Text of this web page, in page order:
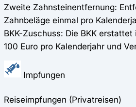
Zweite Zahnsteinentfernung:
Zahnbeläge einmal pro
BKK-Zuschuss: Die BKK
100 Euro pro Kalenderjahr und
Impfungen
Reiseimpfungen (Privatreisen)